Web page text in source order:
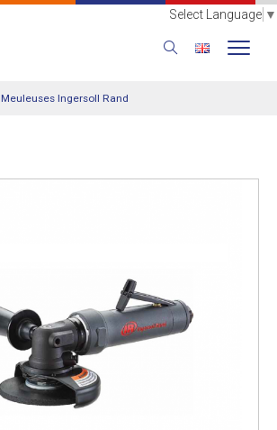
Select Language ▼
Meuleuses Ingersoll Rand